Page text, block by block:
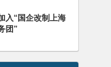
入“国企改制上海
团”